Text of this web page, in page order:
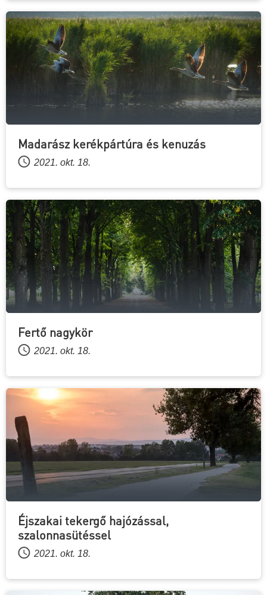
Madarász kerékpártúra és kenuzás
2021. okt. 18.
Fertő nagykör
2021. okt. 18.
Éjszakai tekergő hajózással,
szalonnasütéssel
2021. okt. 18.